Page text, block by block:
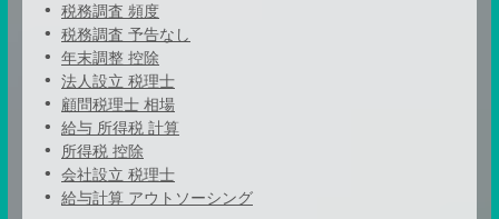
税務調査 頻度
税務調査 予告なし
年末調整 控除
法人設立 税理士
顧問税理士 相場
給与 所得税 計算
所得税 控除
会社設立 税理士
給与計算 アウトソーシング